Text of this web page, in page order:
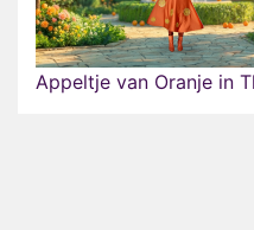
Appeltje van Oranje in